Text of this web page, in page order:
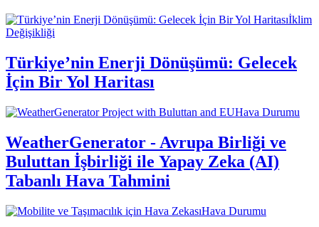
İklim
Değişikliği
Türkiye’nin Enerji Dönüşümü: Gelecek
İçin Bir Yol Haritası
Hava Durumu
WeatherGenerator - Avrupa Birliği ve
Buluttan İşbirliği ile Yapay Zeka (AI)
Tabanlı Hava Tahmini
Hava Durumu